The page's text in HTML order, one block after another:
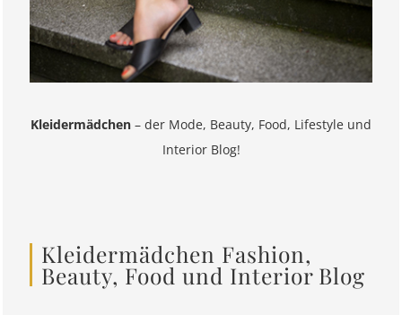
Kleidermädchen – der Mode, Beauty, Food, Lifestyle und
Interior Blog!
Kleidermädchen Fashion,
Beauty, Food und Interior Blog